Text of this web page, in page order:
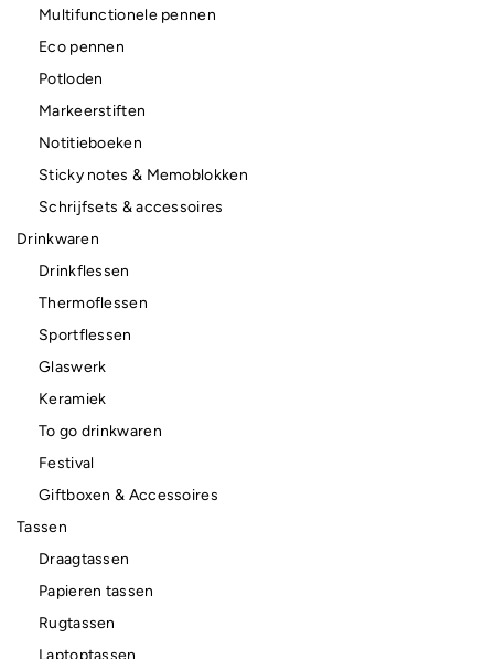
Multifunctionele pennen
Eco pennen
Potloden
Markeerstiften
Notitieboeken
Sticky notes & Memoblokken
Schrijfsets & accessoires
Drinkwaren
Drinkflessen
Thermoflessen
Sportflessen
Glaswerk
Keramiek
To go drinkwaren
Festival
Giftboxen & Accessoires
Tassen
Draagtassen
Papieren tassen
Rugtassen
Laptoptassen